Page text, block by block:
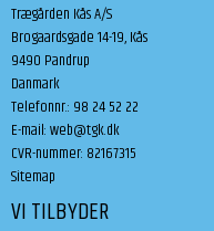
Trægården Kås A/S
Brogaardsgade 14-19, Kås
9490 Pandrup
Danmark
Telefonnr.: 98 24 52 22
E-mail:web@tgk.dk
CVR-nummer: 82167315
Sitemap
VI TILBYDER